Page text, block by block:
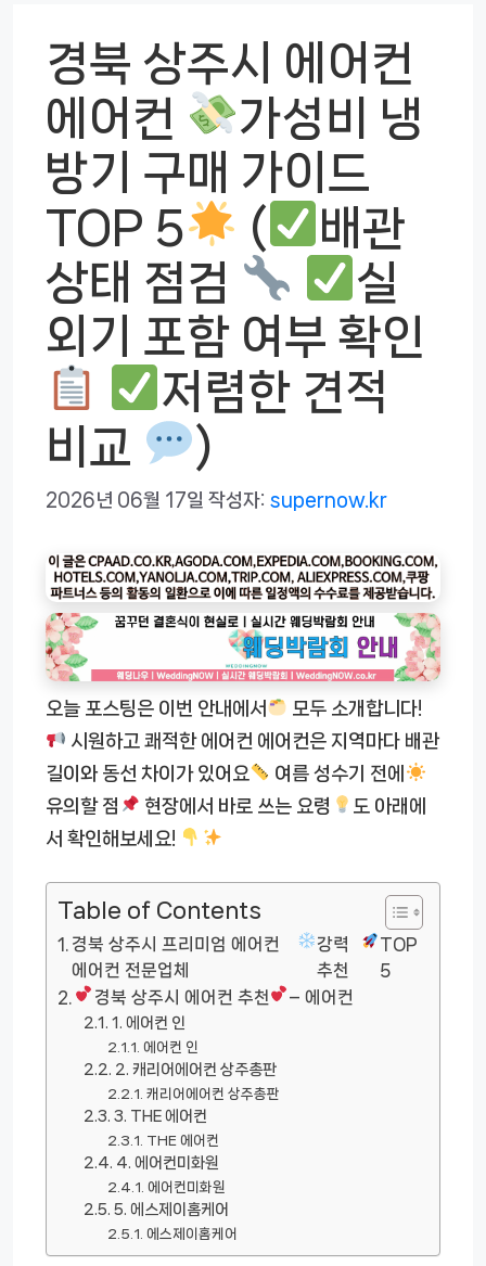
경북 상주시 에어컨
에어컨
가성비 냉
방기 구매 가이드
TOP 5
(
배관
상태 점검
실
외기 포함 여부 확인
저렴한 견적
비교
)
2026년 06월 17일 작성자: supernow.kr
오늘 포스팅은 이번 안내에서
모두 소개합니다!
시원하고 쾌적한 에어컨 에어컨은 지역마다 배관
길이와 동선 차이가 있어요
여름 성수기 전에
유의할 점
현장에서 바로 쓰는 요령
도 아래에
서 확인해보세요!
Table of Contents
경북 상주시 프리미엄 에어컨
에어컨 전문업체
강력
추천
TOP
5
경북 상주시 에어컨 추천
– 에어컨
1. 에어컨 인
에어컨 인
2. 캐리어에어컨 상주총판
캐리어에어컨 상주총판
3. THE 에어컨
THE 에어컨
4. 에어컨미화원
에어컨미화원
5. 에스제이홈케어
에스제이홈케어